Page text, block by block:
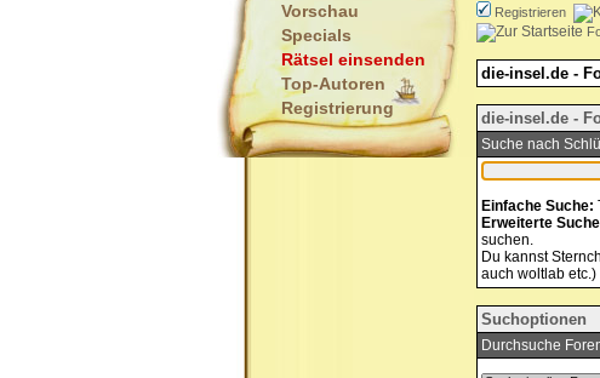
Vorschau
Specials
Rätsel einsenden
Top-Autoren
Registrierung
Registrieren
die-insel.de -
die-insel.de -
Suche nach
Einfache Suche:
Erweiterte
suchen.
Du kannst
auch woltlab etc.)
Suchoptionen
Durchsuche